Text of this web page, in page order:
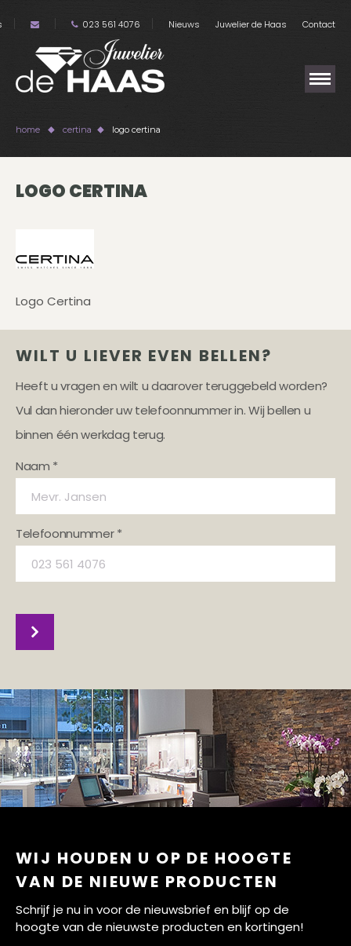
023 561 4076 Nieuws Juwelier de Haas Contact
home certina logo certina
LOGO CERTINA
Logo Certina
WILT U LIEVER EVEN BELLEN?
Heeft u vragen en wilt u daarover teruggebeld worden?
Vul dan hieronder uw telefoonnummer in. Wij bellen u
binnen één werkdag terug.
Naam *
Telefoonnummer *
WIJ HOUDEN U OP DE HOOGTE
VAN DE NIEUWE PRODUCTEN
Schrijf je nu in voor de nieuwsbrief en blijf op de
hoogte van de nieuwste producten en kortingen!